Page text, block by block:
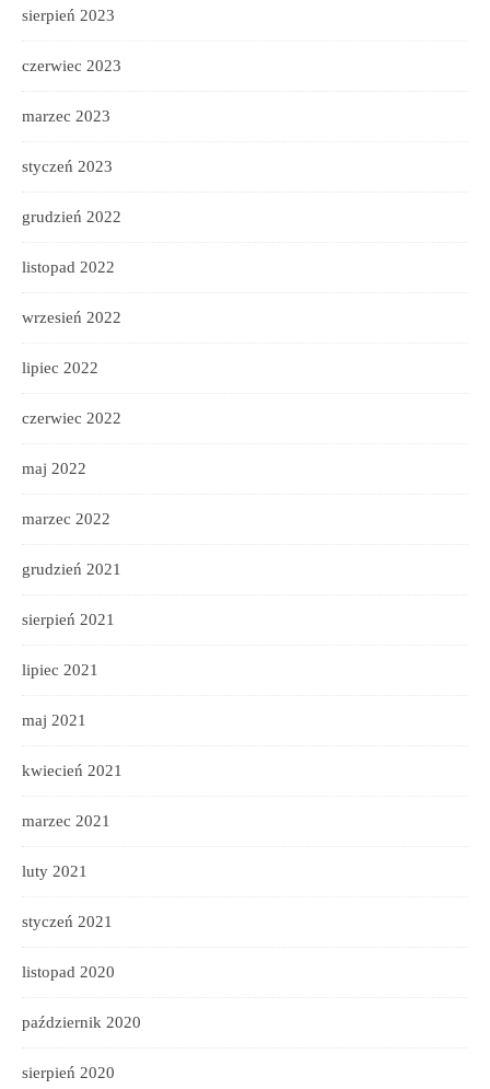
sierpień 2023
czerwiec 2023
marzec 2023
styczeń 2023
grudzień 2022
listopad 2022
wrzesień 2022
lipiec 2022
czerwiec 2022
maj 2022
marzec 2022
grudzień 2021
sierpień 2021
lipiec 2021
maj 2021
kwiecień 2021
marzec 2021
luty 2021
styczeń 2021
listopad 2020
październik 2020
sierpień 2020